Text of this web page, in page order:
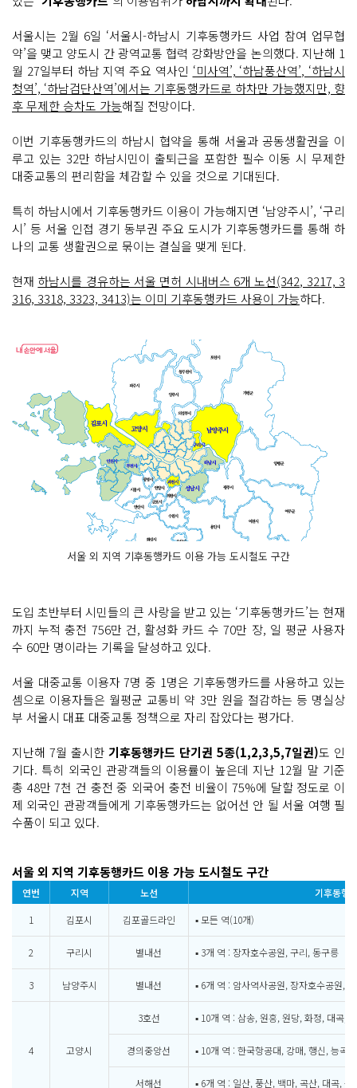
서울시는 2월 6일 ‘서울시-하남시 기후동행카드 사업 참여 업무협
약’을 맺고 양도시 간 광역교통 협력 강화방안을 논의했다. 지난해 1
월 27일부터 하남 지역 주요 역사인 ‘미사역’, ‘하남풍산역’, ‘하남시
청역’, ‘하남검단산역’에서는 기후동행카드로 하차만 가능했지만, 향
후 무제한 승차도 가능해질 전망이다.
이번 기후동행카드의 하남시 협약을 통해 서울과 공동생활권을 이
루고 있는 32만 하남시민이 출퇴근을 포함한 필수 이동 시 무제한
대중교통의 편리함을 체감할 수 있을 것으로 기대된다.
특히 하남시에서 기후동행카드 이용이 가능해지면 ‘남양주시’, ‘구리
시’ 등 서울 인접 경기 동부권 주요 도시가 기후동행카드를 통해 하
나의 교통 생활권으로 묶이는 결실을 맺게 된다.
현재 하남시를 경유하는 서울 면허 시내버스 6개 노선(342, 3217, 3
316, 3318, 3323, 3413)는 이미 기후동행카드 사용이 가능하다.
서울 외 지역 기후동행카드 이용 가능 도시철도 구간
도입 초반부터 시민들의 큰 사랑을 받고 있는 ‘기후동행카드’는 현재
까지 누적 충전 756만 건, 활성화 카드 수 70만 장, 일 평균 사용자
수 60만 명이라는 기록을 달성하고 있다.
서울 대중교통 이용자 7명 중 1명은 기후동행카드를 사용하고 있는
셈으로 이용자들은 월평균 교통비 약 3만 원을 절감하는 등 명실상
부 서울시 대표 대중교통 정책으로 자리 잡았다는 평가다.
지난해 7월 출시한 기후동행카드 단기권 5종(1,2,3,5,7일권)도 인
기다. 특히 외국인 관광객들의 이용률이 높은데 지난 12월 말 기준
총 48만 7천 건 충전 중 외국어 충전 비율이 75%에 달할 정도로 이
제 외국인 관광객들에게 기후동행카드는 없어선 안 될 서울 여행 필
수품이 되고 있다.
서울 외 지역 기후동행카드 이용 가능 도시철도 구간
연번 지역 노선
기후동행
1
김포시 김포골드라인 ▪ 모든 역(10개)
2 구리시 별내선 ▪ 3개 역 : 장자호수공원, 구리, 동구릉
3 남양주시 별내선 ▪ 6개 역 : 암사역사공원, 장자호수공원,
4 고양시
3호선 ▪ 10개 역 : 삼송, 원흥, 원당, 화정, 대곡,
경의중앙선 ▪ 10개 역 : 한국항공대, 강매, 행신, 능곡,
서해선 ▪ 6개 역 : 일산, 풍산, 백마, 곡산, 대곡, 능